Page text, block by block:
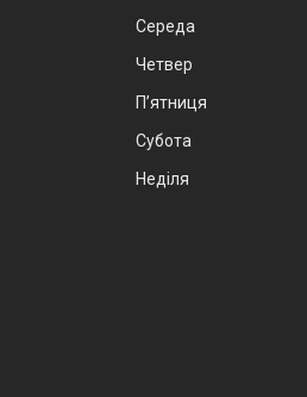
Середа
Четвер
Пʼятниця
Субота
Неділя